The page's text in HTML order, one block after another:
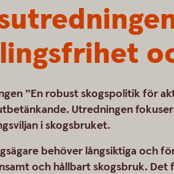
”En robust skogspolitik för
Utredningen
i skogsbruket.
behöver långsiktiga och
och hållbart skogsbruk.